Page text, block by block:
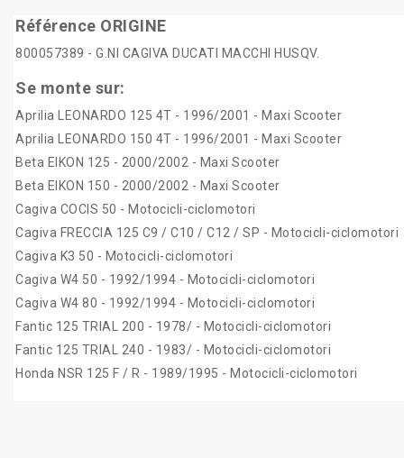
Référence ORIGINE
800057389 - G.NI CAGIVA DUCATI MACCHI HUSQV.
Se monte sur:
Aprilia LEONARDO 125 4T - 1996/2001 - Maxi Scooter
Aprilia LEONARDO 150 4T - 1996/2001 - Maxi Scooter
Beta EIKON 125 - 2000/2002 - Maxi Scooter
Beta EIKON 150 - 2000/2002 - Maxi Scooter
Cagiva COCIS 50 - Motocicli-ciclomotori
Cagiva FRECCIA 125 C9 / C10 / C12 / SP - Motocicli-ciclomotori
Cagiva K3 50 - Motocicli-ciclomotori
Cagiva W4 50 - 1992/1994 - Motocicli-ciclomotori
Cagiva W4 80 - 1992/1994 - Motocicli-ciclomotori
Fantic 125 TRIAL 200 - 1978/ - Motocicli-ciclomotori
Fantic 125 TRIAL 240 - 1983/ - Motocicli-ciclomotori
Honda NSR 125 F / R - 1989/1995 - Motocicli-ciclomotori